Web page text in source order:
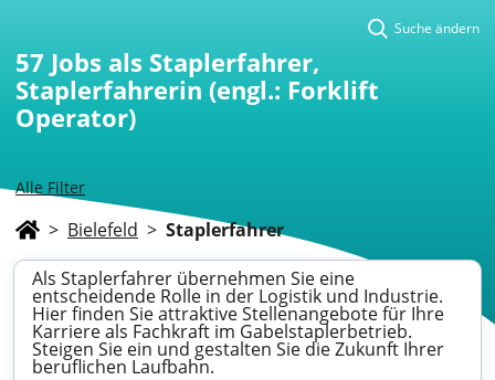
Alle Filter
Suche ändern
57 Jobs als Staplerfahrer,
Staplerfahrerin (engl.: Forklift
Operator)
> Bielefeld > Staplerfahrer
Als Staplerfahrer übernehmen Sie eine
entscheidende Rolle in der Logistik und Industrie.
Hier finden Sie attraktive Stellenangebote für Ihre
Karriere als Fachkraft im Gabelstaplerbetrieb.
Steigen Sie ein und gestalten Sie die Zukunft Ihrer
beruflichen Laufbahn.